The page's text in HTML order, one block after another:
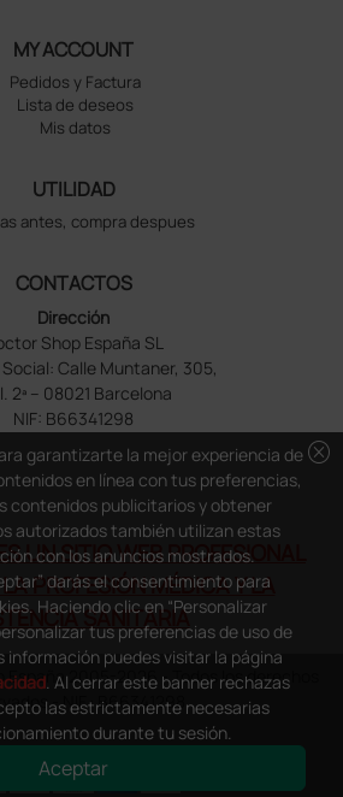
MY ACCOUNT
Pedidos y Factura
Lista de deseos
Mis datos
UTILIDAD
antes, compra despues
CONTACTOS
Dirección
Shop España SL
Calle Muntaner, 305,
2ª – 08021 Barcelona
NIF: B66341298
UN SITIO WEB PROFESIONAL
PROFESIÓN MÉDICA Y LA
SANITARIA
España 2005-2026 - Todos los derechos
- NIF.: B66341298
cancel
garantizarte la mejor experiencia de
en línea con tus preferencias,
contenidos publicitarios y obtener
autorizados también utilizan estas
con los anuncios mostrados.
darás el consentimiento para
Haciendo clic en “Personalizar
tus preferencias de uso de
información puedes visitar la página
. Al cerrar este banner rechazas
las estrictamente necesarias
durante tu sesión.
Aceptar